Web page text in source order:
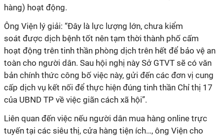
hàng) hoạt động.
Ông Viện lý giải: “Đây là lực lượng lớn, chưa kiểm
soát được dịch bệnh tốt nên tạm thời thành phố cấm
hoạt động trên tinh thần phòng dịch trên hết để bảo vệ an
toàn cho người dân. Sau hội nghị này Sở GTVT sẽ có văn
bản chính thức công bố việc này, gửi đến các đơn vị cung
cấp dịch vụ kết nối để thực hiện đúng tinh thần Chỉ thị 17
của UBND TP về việc giãn cách xã hội”.
Liên quan đến việc nếu người dân mua hàng online trực
tuyến tại các siêu thị, cửa hàng tiện ích…, ông Viện cho